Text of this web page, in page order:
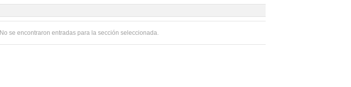
No se encontraron entradas para la sección seleccionada.